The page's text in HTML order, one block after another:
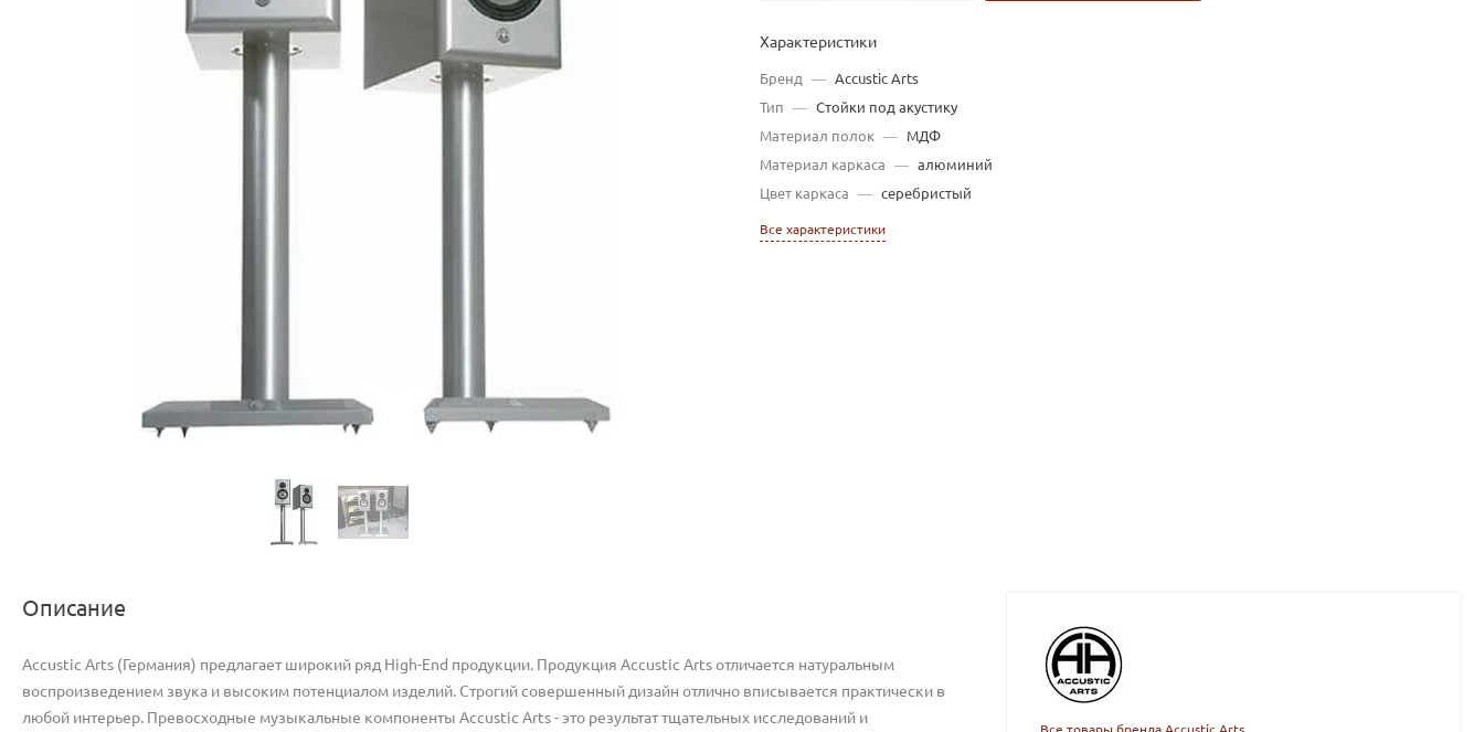
Характеристики
Бренд — Accustic Arts
Тип
— Стойки под акустику
Материал полок
—
МДФ
Материал каркаса
— алюминий
Цвет каркаса
— серебристый
Все характеристики
Описание
Accustic Arts (Германия) предлагает широкий ряд High-End продукции. Продукция Accustic Arts отличается натуральным
воспроизведением звука и высоким потенциалом изделий. Строгий совершенный дизайн отлично вписывается практически в
любой интерьер. Превосходные музыкальные компоненты Accustic Arts - это результат тщательных исследований и